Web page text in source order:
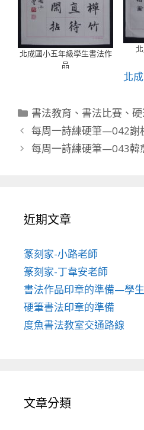
北成國小五年級學生書法作
品
北
分
類
書法教育 、 書法比賽 、
每周一詩練硬筆—042謝
每周一詩練硬筆—043韓
近期文章
篆刻家-小路老師
篆刻家-丁韋安老師
書法作品印章的準備—學
硬筆書法印章的準備
度魚書法教室交通路線
文章分類